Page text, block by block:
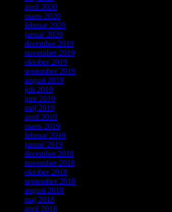
april 2020
marts 2020
februar 2020
januar 2020
december 2019
november 2019
oktober 2019
september 2019
august 2019
juli 2019
juni 2019
maj 2019
april 2019
marts 2019
februar 2019
januar 2019
december 2018
november 2018
oktober 2018
september 2018
august 2018
maj 2018
april 2018